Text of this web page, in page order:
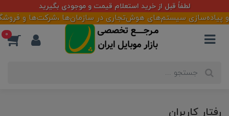
لطفاً قبل از خرید استعلام قیمت و موجودی بگیرید
پیاده‌سازی سیستم‌های هوش‌تجاری در سازمان‌ها ،شرکت‌ها و
0
رفتار کاربران